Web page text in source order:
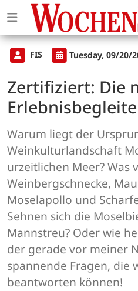
FIS Tuesday, 09/20/
Zertifiziert: Die
Warum liegt der
Weinkulturlandschaft
urzeitlichen Meer? Was
Weinbergschnecke,
Moselapollo und
Sehnen sich die
Mannstreu? Oder wie
der gerade vor meiner
spannende Fragen, die
beantworten können!